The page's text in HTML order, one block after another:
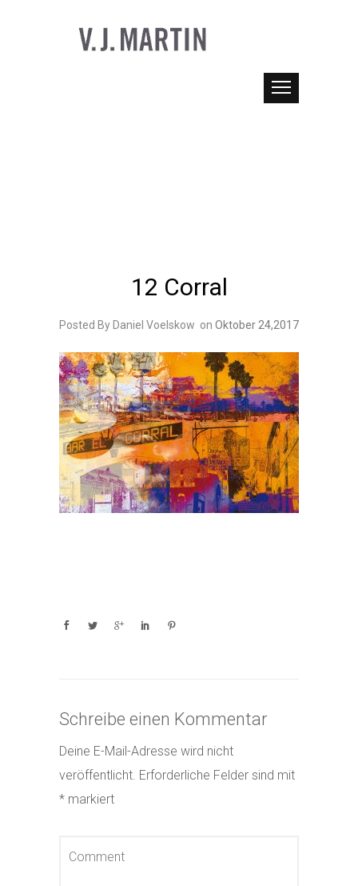
12 Corral
Posted By Daniel Voelskow on Oktober 24,2017
Schreibe einen Kommentar
Deine E-Mail-Adresse wird nicht
veröffentlicht. Erforderliche Felder sind mit
* markiert